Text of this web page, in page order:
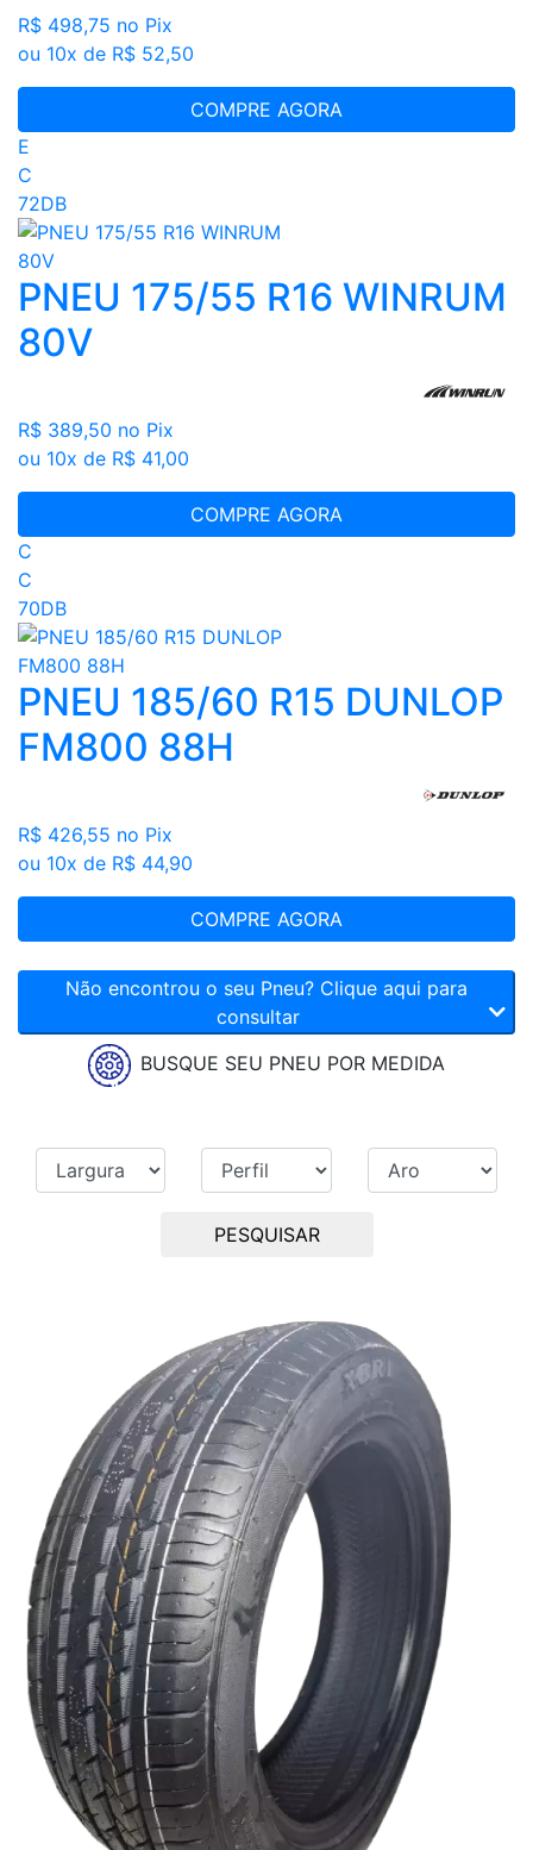
R$ 498,75 no Pix
ou 10x de R$ 52,50
COMPRE AGORA
E
C
72DB
PNEU 175/55 R16 WINRUM
80V
R$ 389,50 no Pix
ou 10x de R$ 41,00
COMPRE AGORA
C
C
70DB
PNEU 185/60 R15 DUNLOP
FM800 88H
R$ 426,55 no Pix
ou 10x de R$ 44,90
COMPRE AGORA
Não encontrou o seu Pneu? Clique aqui para
consultar
BUSQUE SEU PNEU POR MEDIDA
PESQUISAR